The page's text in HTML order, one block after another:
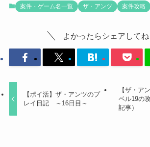
案件・ゲーム名一覧 ザ・アンツ 案件攻略
よかったらシェアしてね
【ポイ活】ザ・アンツのプ
レイ日記 ～16日目～
【ザ・ア
ベル19の
記事）